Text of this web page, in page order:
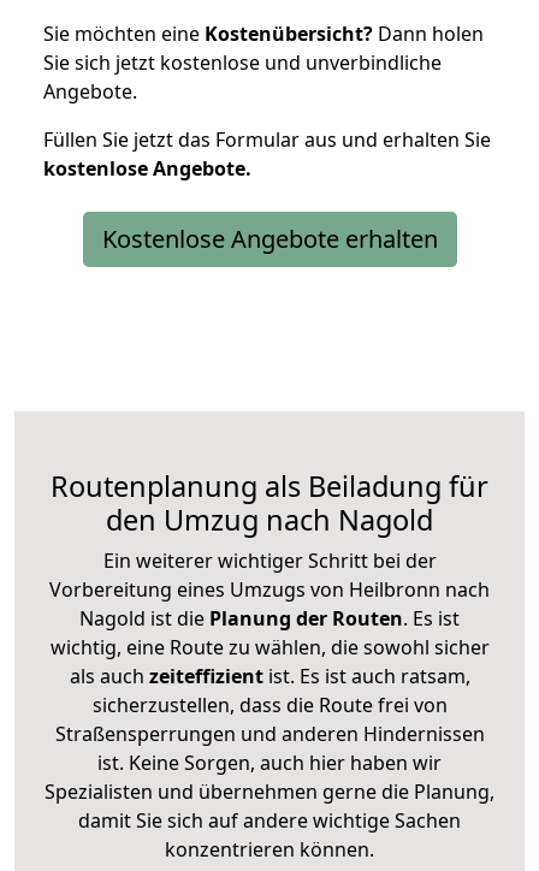
Sie möchten eine Kostenübersicht? Dann holen
Sie sich jetzt kostenlose und unverbindliche
Angebote.
Füllen Sie jetzt das Formular aus und erhalten Sie
kostenloseAngebote.
Kostenlose Angebote erhalten
Routenplanung als Beiladung für
den Umzug nach Nagold
Ein weiterer wichtiger Schritt bei der
Vorbereitung eines Umzugs von Heilbronn nach
Nagold ist die Planung der Routen. Es ist
wichtig, eine Route zu wählen, die sowohl sicher
als auch zeiteffizientist. Es ist auch ratsam,
sicherzustellen, dass die Route frei von
Straßensperrungen und anderen Hindernissen
ist. Keine Sorgen, auch hier haben wir
Spezialisten und übernehmen gerne die Planung,
damit Sie sich auf andere wichtige Sachen
konzentrieren können.